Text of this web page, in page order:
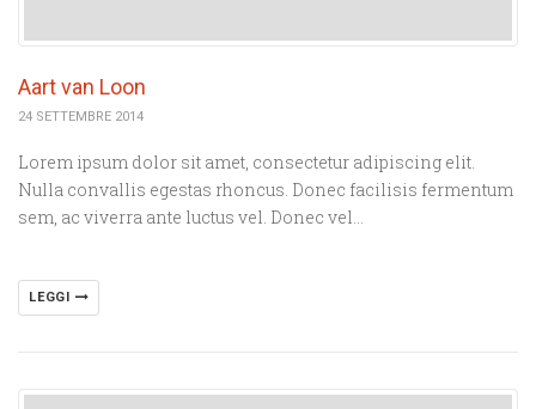
Aart van Loon
24 SETTEMBRE 2014
Lorem ipsum dolor sit amet, consectetur adipiscing elit.
Nulla convallis egestas rhoncus. Donec facilisis fermentum
sem, ac viverra ante luctus vel. Donec vel…
LEGGI